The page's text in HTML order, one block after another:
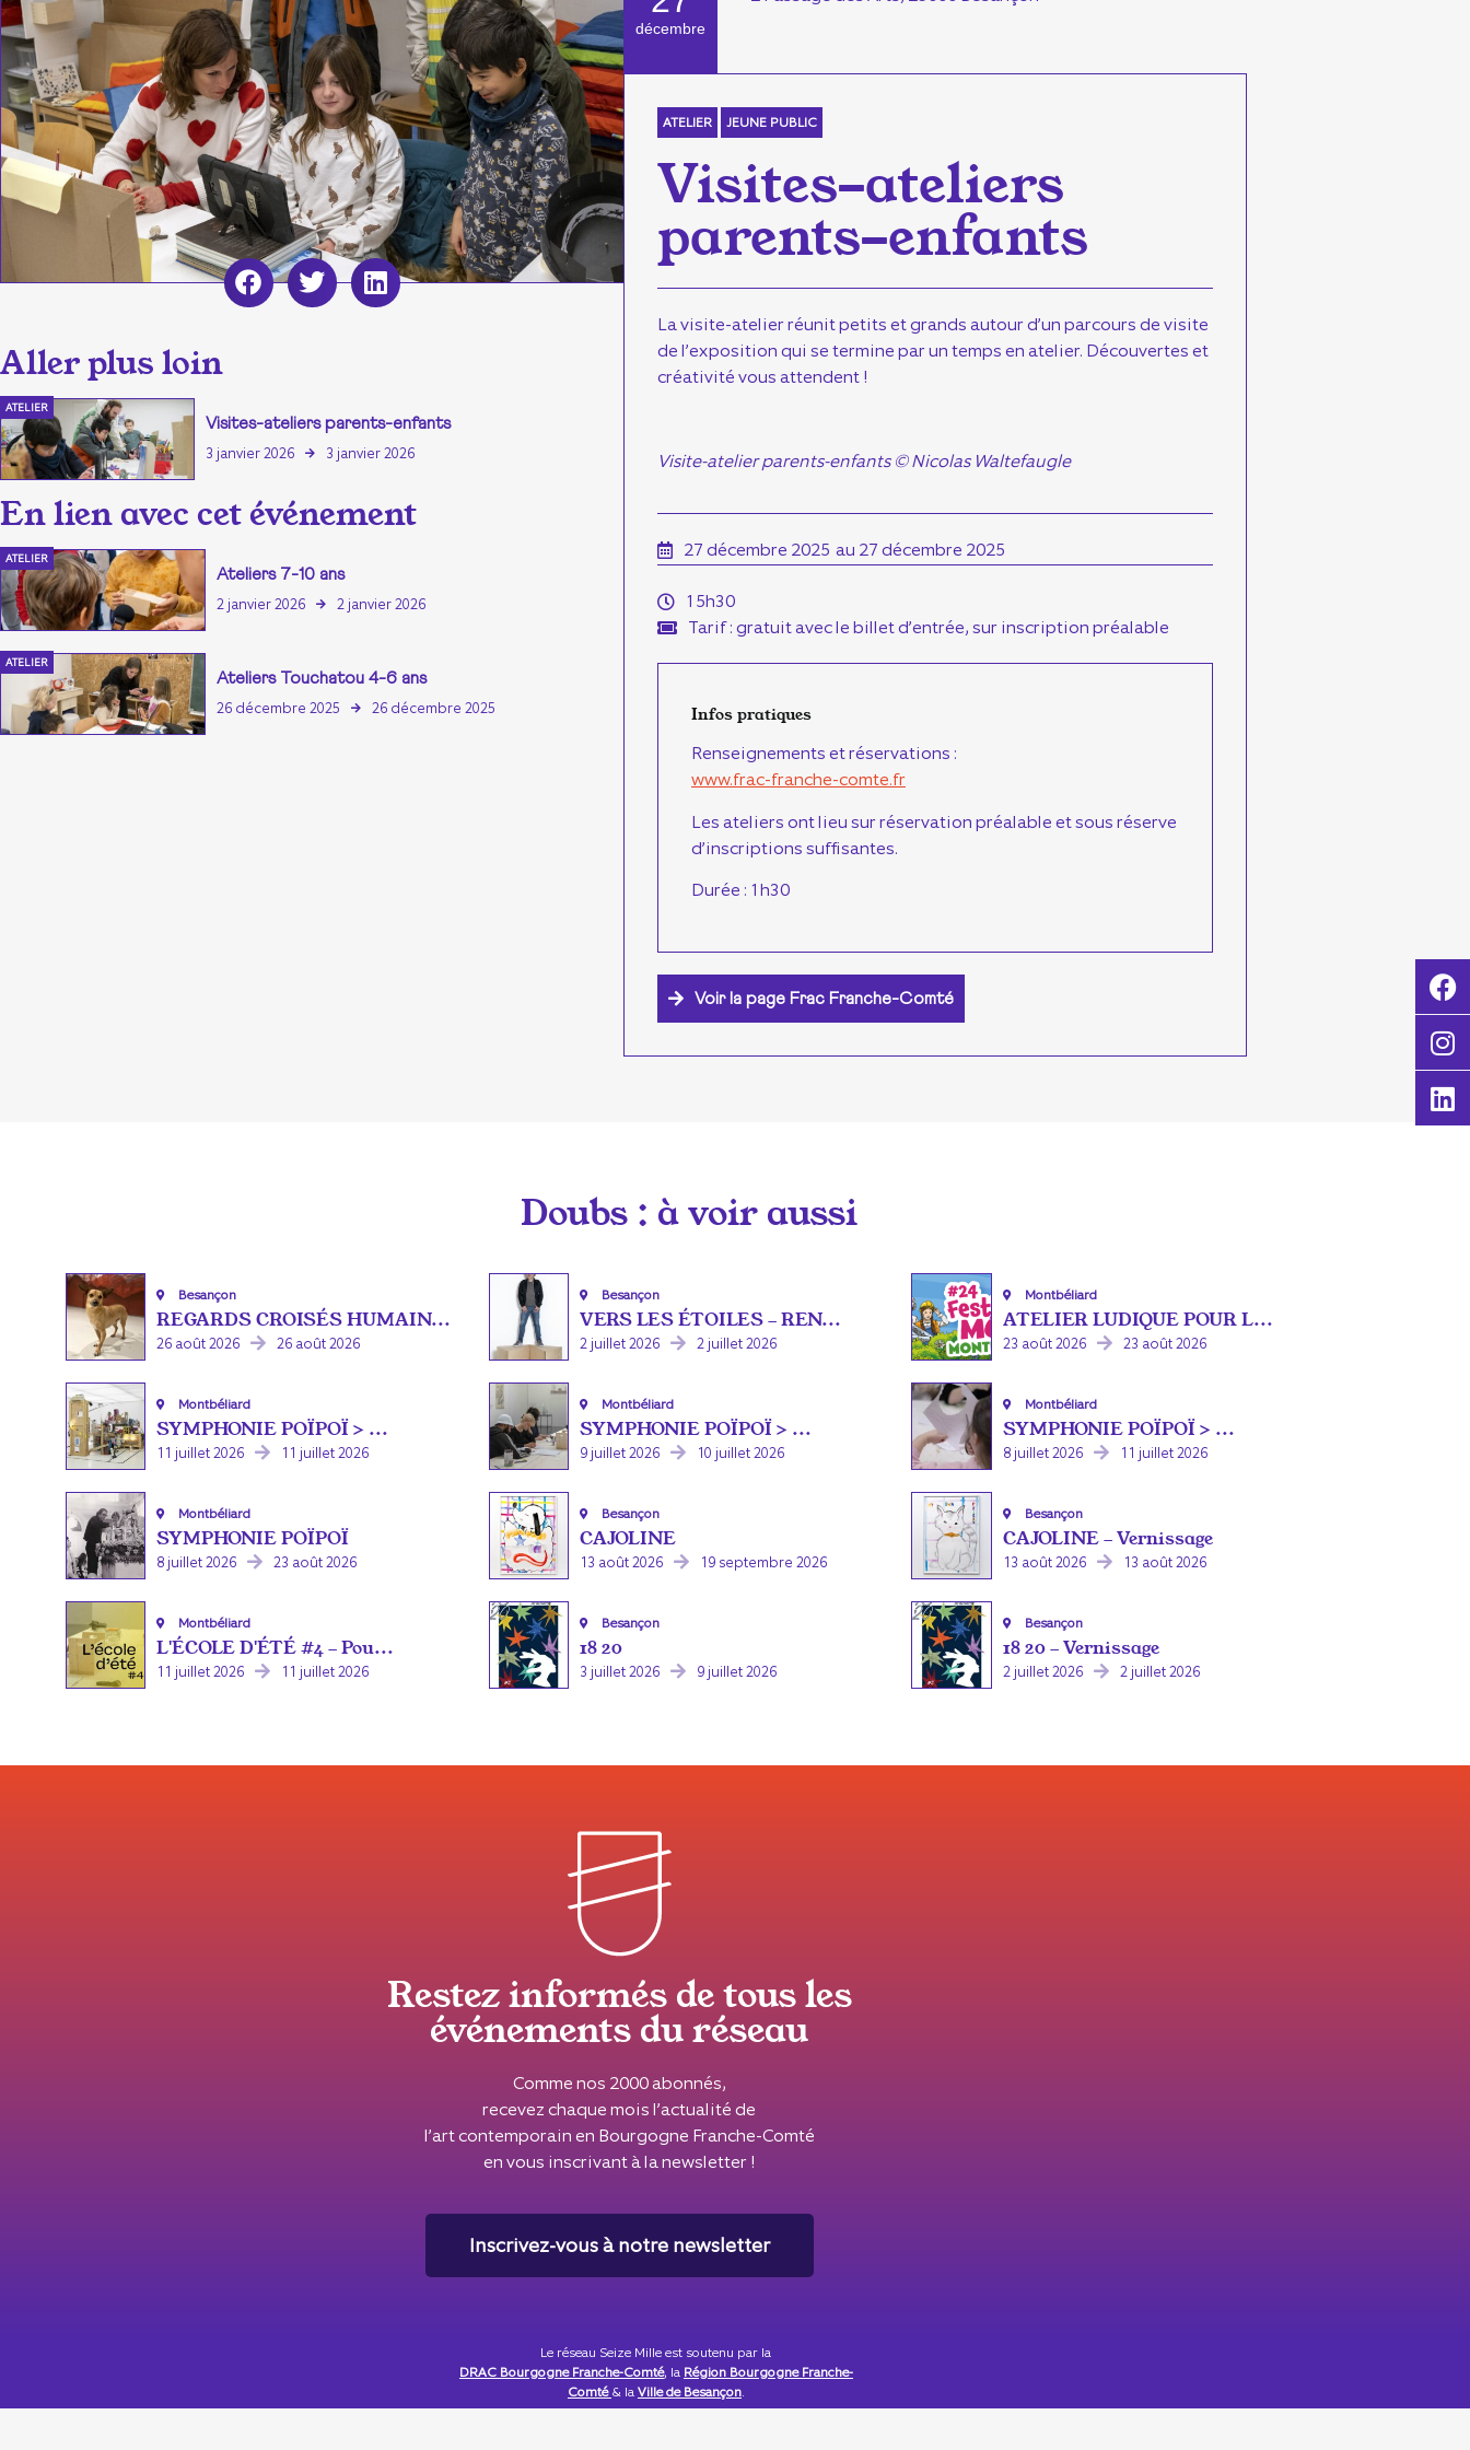
ATELIER
Visites-ateliers parents-enfants
3 janvier 2026 3 janvier 2026
ATELIER
Ateliers 7-10 ans
2 janvier 2026 2 janvier 2026
ATELIER
Ateliers Touchatou 4-6 ans
26 décembre 2025 26 décembre 2025
décembre
ATELIER JEUNE PUBLIC
Visites-ateliers
parents-enfants
La visite-atelier réunit petits et grands autour d’un parcours de visite
de l’exposition qui se termine par un temps en atelier. Découvertes et
créativité vous attendent !
Visite-atelier parents-enfants © Nicolas Waltefaugle
27 décembre 2025 au 27 décembre 2025
15h30
Tarif : gratuit avec le billet d’entrée, sur inscription préalable
Infos pratiques
Renseignements et réservations :
www.frac-franche-comte.fr
Les ateliers ont lieu sur réservation préalable et sous réserve
d’inscriptions suffisantes.
Durée : 1h30
Voir la page Frac Franche-Comté
Doubs : à voir aussi
Besançon
REGARDS CROISÉS HUMAIN...
26 août 2026 26 août 2026
Besançon
VERS LES ÉTOILES - REN...
2 juillet 2026 2 juillet 2026
Montbéliard
ATELIER LUDIQUE POUR L...
23 août 2026 23 août 2026
Montbéliard
SYMPHONIE POÏPOÏ > ...
11 juillet 2026 11 juillet 2026
Montbéliard
SYMPHONIE POÏPOÏ > ...
9 juillet 2026 10 juillet 2026
Montbéliard
SYMPHONIE POÏPOÏ > ...
8 juillet 2026 11 juillet 2026
Montbéliard
SYMPHONIE POÏPOÏ
8 juillet 2026 23 août 2026
Besançon
CAJOLINE
13 août 2026 19 septembre 2026
Besançon
CAJOLINE - Vernissage
13 août 2026 13 août 2026
Montbéliard
L'ÉCOLE D'ÉTÉ #4 - Pou...
11 juillet 2026 11 juillet 2026
Besançon
18 20
3 juillet 2026 9 juillet 2026
Besançon
18 20 - Vernissage
2 juillet 2026 2 juillet 2026
Restez informés de tous les
événements du réseau
Comme nos 2000 abonnés,
recevez chaque mois l’actualité de
l’art contemporain en Bourgogne Franche-Comté
en vous inscrivant à la newsletter !
Inscrivez-vous à notre newsletter
Le réseau Seize Mille est soutenu par la
DRAC Bourgogne Franche-Comté, la Région Bourgogne Franche-
Comté& laVille de Besançon.